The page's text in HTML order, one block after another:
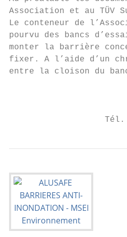
Association et au TÜV
Le conteneur de
pourvu des bancs
monter la barrière
fixer. A l’aide d’un
entre la cloison du